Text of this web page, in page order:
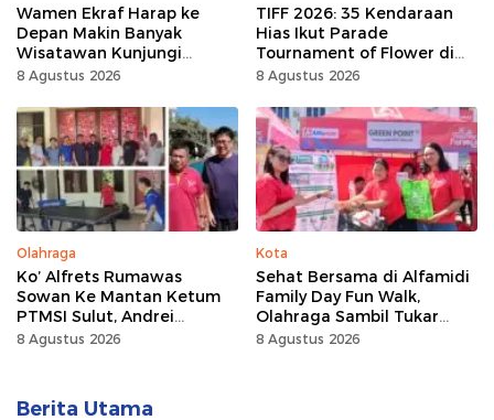
Wamen Ekraf Harap ke
Depan Makin Banyak
Wisatawan Kunjungi
Tomohon
8 Agustus 2026
TIFF 2026: 35 Kendaraan
Hias Ikut Parade
Tournament of Flower di
Tomohon
8 Agustus 2026
Olahraga
Ko’ Alfrets Rumawas
Sowan Ke Mantan Ketum
PTMSI Sulut, Andrei
Angouw
8 Agustus 2026
Kota
Sehat Bersama di Alfamidi
Family Day Fun Walk,
Olahraga Sambil Tukar
Sampah Demi Jaga Bumi
8 Agustus 2026
Berita Utama